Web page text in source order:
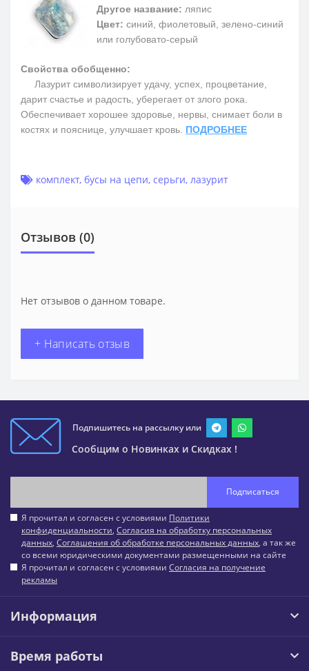
Другое название: ляпис
Цвет: синий, фиолетовый, зелено-синий
или голубовато-серый
Свойства обобщенно:
Лазурит символизирует удачу, успех, процветание,
дарит счастье и радость, уберегает от злого рока.
Обеспечивает хорошее здоровье, нервы, снимает боли в
костях и пояснице, улучшает кровь. ПОДРОБНЕЕ
комплект, бусы на цепи, серьги, лазурит
Отзывов (0)
Нет отзывов о данном товаре.
+ Написать отзыв
Подпишитесь на рассылку или
Сообщим о Новинках и Скидках !
Подписаться
Я прочитал и согласен с условиями Политики
конфиденциальности, Согласия на обработку персональных
данных, Соглашения об обработке персональных данных, а так же
со всеми юридическими документами размещенными на сайте
Я прочитал и согласен с условиями Согласия на получение
рекламы
Информация
Время работы